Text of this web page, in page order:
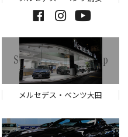
メルセデス・ベンツ大田